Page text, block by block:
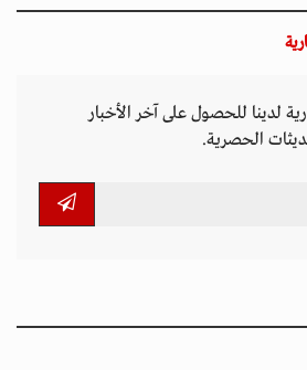
لدينا للحصول على آخر الأخبار
الحصرية.